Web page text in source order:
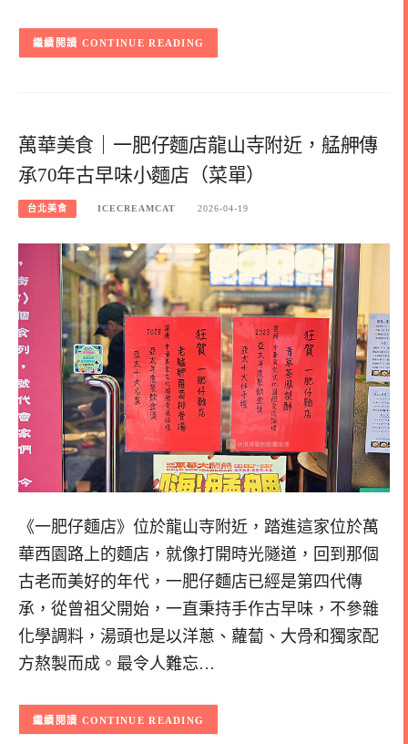
CONTINUE READING
萬華美食｜一肥仔麵店龍山寺附近，艋舺傳
承70年古早味小麵店（菜單）
台北美食 ICECREAMCAT 2026-04-19
《一肥仔麵店》位於龍山寺附近，踏進這家位於萬
華西園路上的麵店，就像打開時光隧道，回到那個
古老而美好的年代，一肥仔麵店已經是第四代傳
承，從曾祖父開始，一直秉持手作古早味，不參雜
化學調料，湯頭也是以洋蔥、蘿蔔、大骨和獨家配
方熬製而成。最令人難忘…
CONTINUE READING